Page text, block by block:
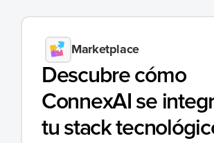
Marketplace
Descubre cómo
ConnexAI se
tu stack